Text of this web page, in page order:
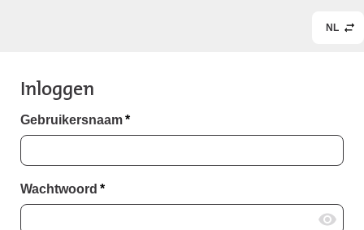
NL
Inloggen
Gebruikersnaam*
Wachtwoord *